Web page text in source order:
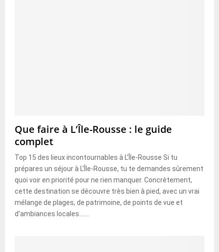
Que faire à L’Île-Rousse : le guide
complet
Top 15 des lieux incontournables à L’Île-Rousse Si tu
prépares un séjour à L’Île-Rousse, tu te demandes sûrement
quoi voir en priorité pour ne rien manquer. Concrètement,
cette destination se découvre très bien à pied, avec un vrai
mélange de plages, de patrimoine, de points de vue et
d’ambiances locales.......